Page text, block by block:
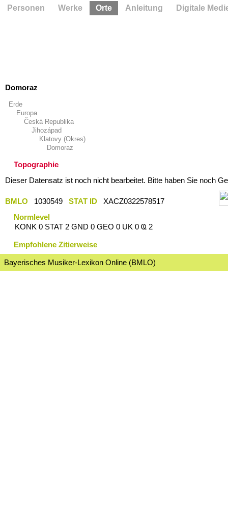
Domoraz
Erde
Europa
Česká Republika
Jihozápad
Klatovy (Okres)
Domoraz
Topographie
Dieser Datensatz ist noch nicht bearbeitet. Bitte haben Sie noch
BMLO 1030549 STAT ID
XACZ0322578517
Normlevel
KONK 0 STAT 2 GND 0 GEO 0 UK 0 Ҩ 2
Empfohlene Zitierweise
Bayerisches Musiker-Lexikon Online (BMLO)
Personen Werke Orte Anleitung Digitale